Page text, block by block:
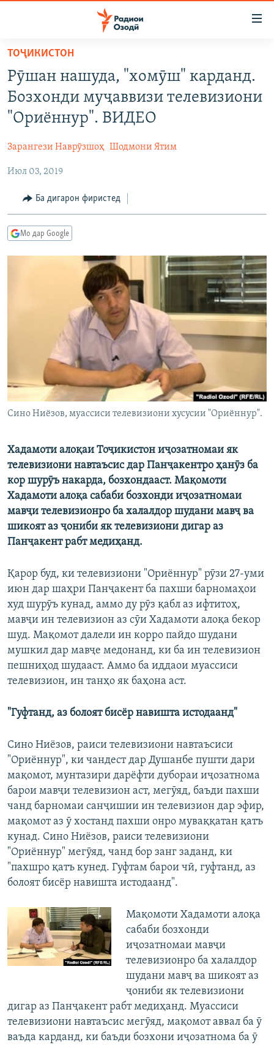
Ҷаҳиш
мояи
аслӣ
Ҷаҳиш
феҳристи
аслӣ
Ҷаҳиш
ҷустор
ҚАЗИЯИ "КРОКУС"
ОСИЁИ МАРКАЗӢ
ФАРҲАНГ
ВАРЗИШ
ГАПИ ОЗОД
РӮЗГОРИ МУҲОҶИР
ТАҲҚИҚОТ
ҶАНГ ДАР УКРАИНА
НАЗАРИ МАРДУМ
ОЗОДӢ ОНЛАЙН
ВИДЕО
ГУЗОРИШҲОИ РАДИОӢ
РӮЙХАТҲО
КИТОБҲОИ ОЗОДӢ
ПАЙГИРӢ КУНЕД
Ҳамаи сомонаҳои RFE/RL
ТОҶИКИСТОН
Рӯшан нашуда, "хомӯш" карданд.
Бозхонди муҷаввизи телевизиони
"Ориённур". ВИДЕО
Зарангези Наврӯзшоҳ Шодмони Ятим
Июл 03, 2019
Ба дигарон фиристед
Мо дар Google
Сино Ниёзов, муассиси телевизиони хусусии "Ориённур".
Хадамоти алоқаи Тоҷикистон иҷозатномаи як
телевизиони навтаъсис дар Панҷакентро ҳанӯз ба
кор шурӯъ накарда, бозхондааст. Мақомоти
Хадамоти алоқа сабаби бозхонди иҷозатномаи
мавҷи телевизионро ба халалдор шудани мавҷ ва
шикоят аз ҷониби як телевизиони дигар аз
Панҷакент рабт медиҳанд.
Қарор буд, ки телевизиони "Ориённур" рӯзи 27-уми
июн дар шаҳри Панҷакент ба пахши барномаҳои
худ шурӯъ кунад, аммо ду рӯз қабл аз ифтитоҳ,
мавҷи ин телевизион аз сӯи Хадамоти алоқа бекор
шуд. Мақомот далели ин корро пайдо шудани
мушкил дар мавҷе медонанд, ки ба ин телевизион
пешниҳод шудааст. Аммо ба иддаои муассиси
телевизион, ин танҳо як баҳона аст.
"Гуфтанд, аз болоят бисёр навишта истодаанд"
Сино Ниёзов, раиси телевизиони навтаъсиси
"Ориённур", ки чандест дар Душанбе пушти дари
мақомот, мунтазири дарёфти дубораи иҷозатнома
барои мавҷи телевизион аст, мегӯяд, баъди пахши
чанд барномаи санҷишии ин телевизион дар эфир,
мақомот аз ӯ хостанд пахши онро муваққатан қатъ
кунад. Сино Ниёзов, раиси телевизиони
"Ориённур" мегӯяд, чанд бор занг заданд, ки
"пахшро қатъ кунед. Гуфтам барои чӣ, гуфтанд, аз
болоят бисёр навишта истодаанд".
Мақомоти Хадамоти алоқа
сабаби бозхонди
иҷозатномаи мавҷи
телевизионро ба халалдор
шудани мавҷ ва шикоят аз
ҷониби як телевизиони
дигар аз Панҷакент рабт медиҳанд. Муассиси
телевизиони навтаъсис мегӯяд, мақомот аввал ба ӯ
ваъда карданд, ки баъди бозхони иҷозатнома ба ӯ